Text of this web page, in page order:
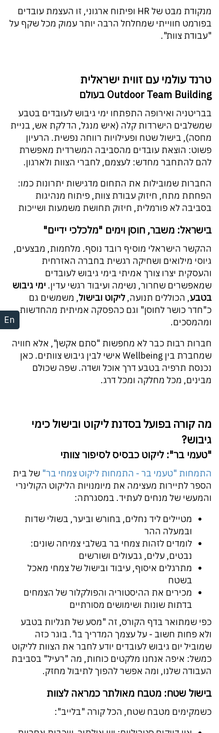
En
מנקודת מבט של HR ופיתוח ארגוני, זו העצמת עובדים
בפורמט חווייתי שמחלחל הרבה יותר עמוק מכל שקף על
"עבודת צוות".
טרנד עולמי עם זווית ישראלית
Outdoor Team Building בעולם
בבריטניה ואירופה התפתחו ימי גיבוש לעובדים בטבע
שמשלבים הישרדות קלה (איש מנגל, הדלקת אש, בניית
מחסה), בישול שטח ופעילויות רווחה נפשית. הרעיון
פשוט: הוצאת עובדים מהסביבה המשרדית מאפשרת
להם להתחבר מחדש: לעצמם, לחברי הצוות ולארגון.
החברות שמובילות את התחום מדגישות יתרונות כמו:
הפחתת מתח, חיזוק עבודת צוות, פיתוח מנהיגות
בסביבה לא פורמלית, חיזוק תחושת משמעות ושייכות
בישראל: משבר, חוסן וימים "מלכלכי ידיים"
ההקשר הישראלי מוסיף רובד נוסף. מלחמות, מבצעים,
גיוסי מילואים ושחיקה רגשית בחברה האזרחית
והעסקית יצרו צורך אמיתי בימי גיבוש לעובדים
שמאפשרים שחרור, נשימה ועיבוד רגשי עדין. ימי גיבוש
בטבע, הכוללים תנועה, ליקוט ובישול, משמשים גם
כ"חדר כושר לחוסן" וגם כהפסקה אמיתית מהחדשות
ומהמסכים.
חברות רבות כבר לא מחפשות "סתם אקשן", אלא חוויה
שמחברת בין Wellbeing אישי לבין גיבוש צוותים. כאן
נכנסת תרפיה בטבע דרך אוכל ושדה. שפה שכולם
מבינים, מכל מחלקה ומכל דרג.
מה קורה בפועל בסדנת ליקוט ובישול כימי
גיבוש?
"טעמי בר": ליקוט כבסיס לסיפור צוותי
התמחות "טעמי בר - התמחות ליקוט צמחי בר" של בית
הספר לתיירות מעצימה את מיומנויות הליקוט הקולינרי
והמעשי של מנחים לעתיד. במסגרתה:
מטיילים ליד נחלים, בחורש וביער, בשולי שדות
ובמעלה ההר
לומדים לזהות צמחי בר בשלבי צמיחה שונים:
נבטים, עלים, גבעולים ושורשים
מתרגלים איסוף, עיבוד ובישול של צמחי מאכל
בשטח
מכירים את ההיסטוריה והפולקלור של הצמחים
בדתות שונות ושימושים מסורתיים
כפי שמתואר בדף הקורס, זה "מסע של תגליות בטבע
ולא פחות חשוב - על עצמך המדריך בו". בוגר כזה
שמוביל יום גיבוש לעובדים יודע לחבר את הצוות לליקוט
כמשל: איפה אנחנו מלקטים כוחות, מה "רעיל" בסביבת
העבודה שלנו, ומה אפשר להפוך לתיבול מחזק.
בישול שטח: מטבח מאולתר כמראה לצוות
כשמקימים מטבח שטח, הכל קורה "בלייב":